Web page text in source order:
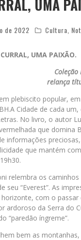
UMA
de 2022 Cultura
UMA PAIXÃO.
Coleção
relança
plebiscito popular,
Cidade de cada
No livro, o autor
que domina
informações
que mantém
relembra os
seu “Everest”. As
com o
ardoroso da Serra do
“paredão íngreme”.
bem as